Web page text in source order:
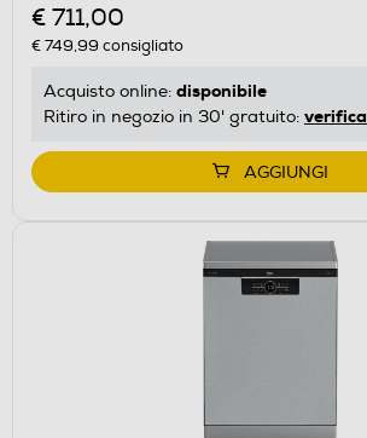
€ 711,00
€ 749,99 consigliato
Acquisto online: disponibile
Ritiro in negozio in 30' gratuito: verifica
AGGIUNGI